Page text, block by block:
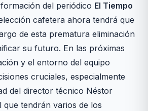
del periódico El Tiempo
cafetera ahora tendrá que
de esta prematura eliminación
su futuro. En las próximas
y el entorno del equipo
cruciales, especialmente
del director técnico Néstor
tendrán varios de los